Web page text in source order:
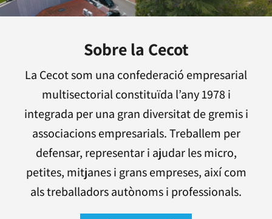
Sobre la Cecot
La Cecot som una confederació empresarial
multisectorial constituïda l’any 1978 i
integrada per una gran diversitat de gremis i
associacions empresarials. Treballem per
defensar, representar i ajudar les micro,
petites, mitjanes i grans empreses, així com
als treballadors autònoms i professionals.